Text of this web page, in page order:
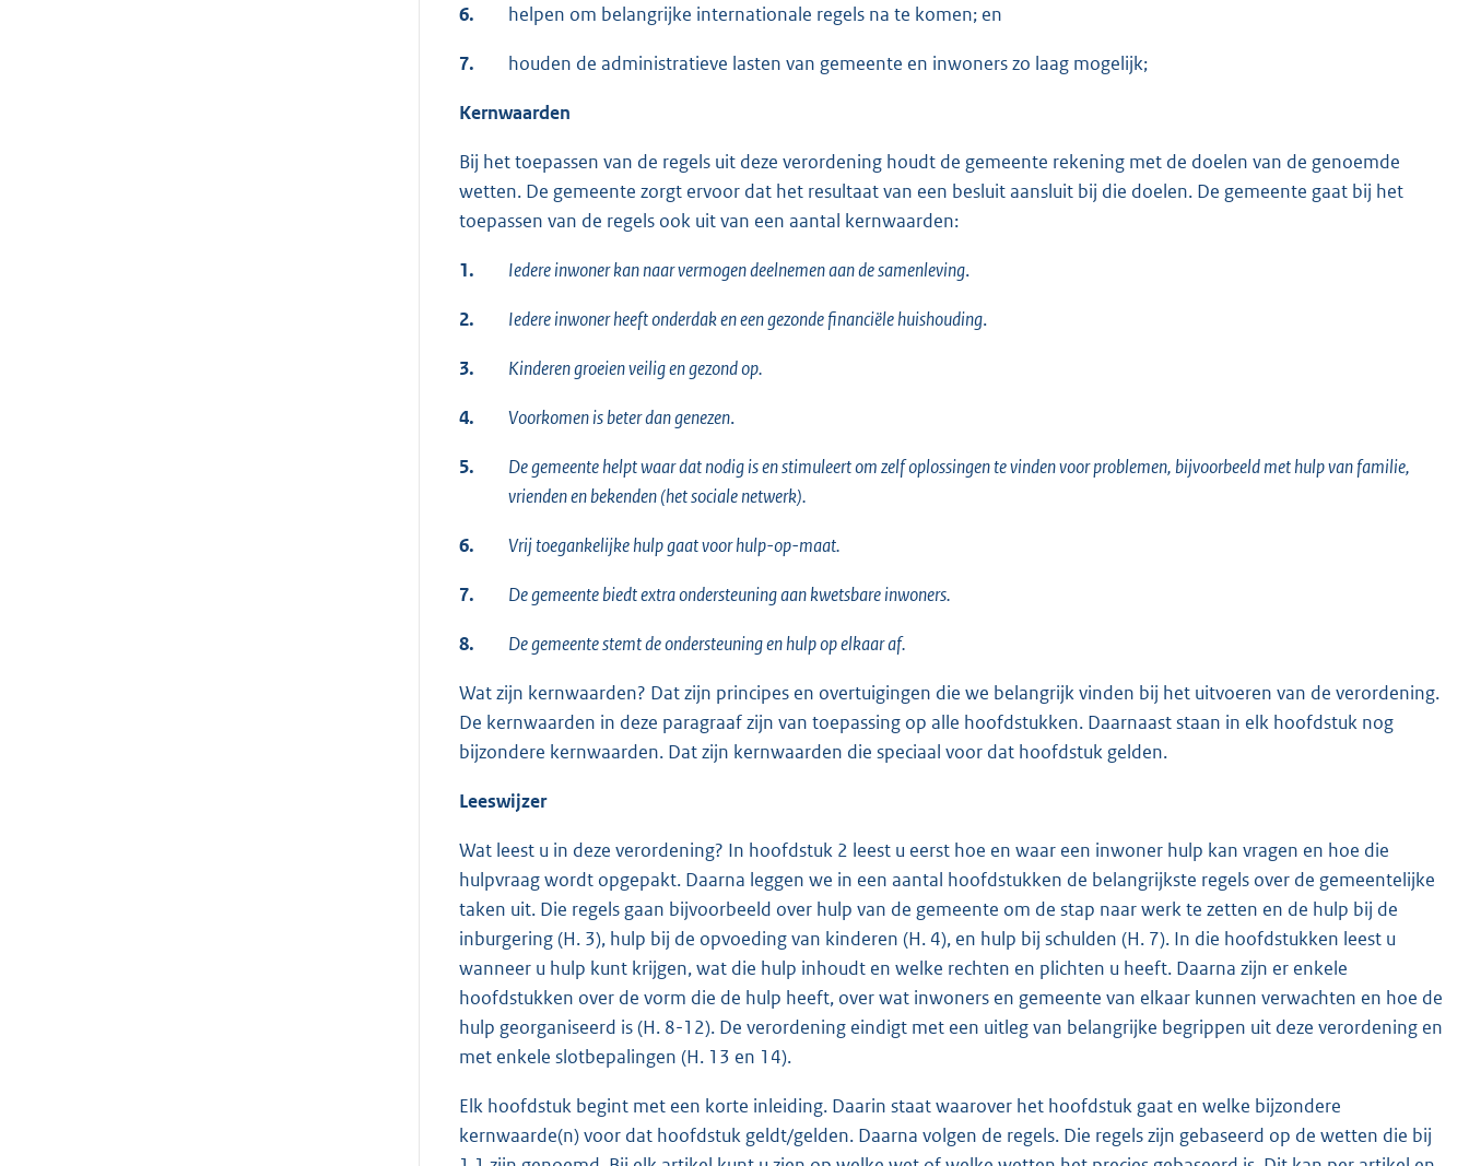
6. helpen om belangrijke internationale regels na te komen; en
7. houden de administratieve lasten van gemeente en inwoners zo laag mogelijk;
Kernwaarden
Bij het toepassen van de regels uit deze verordening houdt de gemeente rekening met de doelen van de genoemde
wetten. De gemeente zorgt ervoor dat het resultaat van een besluit aansluit bij die doelen. De gemeente gaat bij het
toepassen van de regels ook uit van een aantal kernwaarden:
1. Iedere inwoner kan naar vermogen deelnemen aan de samenleving.
2. Iedere inwoner heeft onderdak en een gezonde financiële huishouding.
3. Kinderen groeien veilig en gezond op.
4. Voorkomen is beter dan genezen.
5.
De gemeente helpt waar dat nodig is en stimuleert om zelf oplossingen te vinden voor problemen, bijvoorbeeld met hulp van familie,
vrienden en bekenden (het sociale netwerk).
6. Vrij toegankelijke hulp gaat voor hulp-op-maat.
7. De gemeente biedt extra ondersteuning aan kwetsbare inwoners.
8. De gemeente stemt de ondersteuning en hulp op elkaar af.
Wat zijn kernwaarden? Dat zijn principes en overtuigingen die we belangrijk vinden bij het uitvoeren van de verordening.
De kernwaarden in deze paragraaf zijn van toepassing op alle hoofdstukken. Daarnaast staan in elk hoofdstuk nog
bijzondere kernwaarden. Dat zijn kernwaarden die speciaal voor dat hoofdstuk gelden.
Leeswijzer
Wat leest u in deze verordening? In hoofdstuk 2 leest u eerst hoe en waar een inwoner hulp kan vragen en hoe die
hulpvraag wordt opgepakt. Daarna leggen we in een aantal hoofdstukken de belangrijkste regels over de gemeentelijke
taken uit. Die regels gaan bijvoorbeeld over hulp van de gemeente om de stap naar werk te zetten en de hulp bij de
inburgering (H. 3), hulp bij de opvoeding van kinderen (H. 4), en hulp bij schulden (H. 7). In die hoofdstukken leest u
wanneer u hulp kunt krijgen, wat die hulp inhoudt en welke rechten en plichten u heeft. Daarna zijn er enkele
hoofdstukken over de vorm die de hulp heeft, over wat inwoners en gemeente van elkaar kunnen verwachten en hoe de
hulp georganiseerd is (H. 8-12). De verordening eindigt met een uitleg van belangrijke begrippen uit deze verordening en
met enkele slotbepalingen (H. 13 en 14).
Elk hoofdstuk begint met een korte inleiding. Daarin staat waarover het hoofdstuk gaat en welke bijzondere
kernwaarde(n) voor dat hoofdstuk geldt/gelden. Daarna volgen de regels. Die regels zijn gebaseerd op de wetten die bij